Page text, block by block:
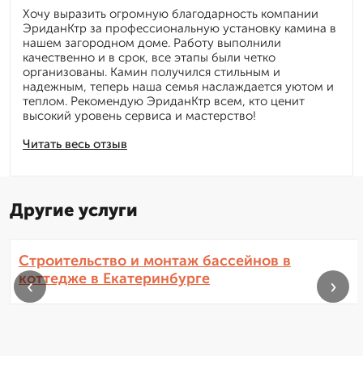
Читать весь отзыв
Хочу выразить огромную благодарность компании
ЭриданКтр за профессиональную установку камина в
нашем загородном доме. Работу выполнили
качественно и в срок, все этапы были четко
организованы. Камин получился стильным и
надежным, теперь наша семья наслаждается уютом и
теплом. Рекомендую ЭриданКтр всем, кто ценит
высокий уровень сервиса и мастерство!
Другие услуги
Строительство и монтаж бассейнов в
коттедже в Екатеринбурге
‹ ›